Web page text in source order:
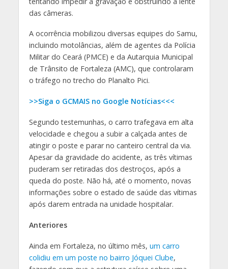
das câmeras.
A ocorrência mobilizou diversas equipes do Samu,
incluindo motolâncias, além de agentes da Polícia
Militar do Ceará (PMCE) e da Autarquia Municipal
de Trânsito de Fortaleza (AMC), que controlaram
o tráfego no trecho do Planalto Pici.
>>Siga o GCMAIS no Google Notícias<<<
Segundo testemunhas, o carro trafegava em alta
velocidade e chegou a subir a calçada antes de
atingir o poste e parar no canteiro central da via.
Apesar da gravidade do acidente, as três vítimas
puderam ser retiradas dos destroços, após a
queda do poste. Não há, até o momento, novas
informações sobre o estado de saúde das vítimas
após darem entrada na unidade hospitalar.
Anteriores
Ainda em Fortaleza, no último mês, um carro
colidiu em um poste no bairro Jóquei Clube,